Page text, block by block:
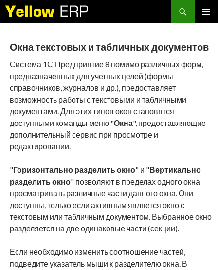
Search
Окна текстовых и табличных документов
Система 1С:Предприятие 8 помимо различных форм,
предназначенных для учетных целей (формы
справочников, журналов и др.), предоставляет
возможность работы с текстовыми и табличными
документами. Для этих типов окон становятся
доступными команды меню "Окна", предоставляющие
дополнительный сервис при просмотре и
редактировании.
"Горизонтально разделить окно" и "Вертикально
разделить окно" позволяют в пределах одного окна
просматривать различные части данного окна. Они
доступны, только если активным является окно с
текстовым или табличным документом. Выбранное окно
разделяется на две одинаковые части (секции).
Если необходимо изменить соотношение частей,
подведите указатель мыши к разделителю окна. В